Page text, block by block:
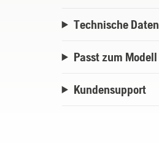
Technische Daten
Passt zum Modell
Kundensupport